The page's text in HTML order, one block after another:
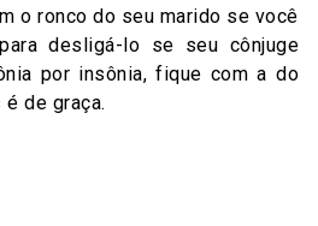
o ronco do seu marido se você
desligá-lo se seu cônjuge
por insônia, fique com a do
de graça.